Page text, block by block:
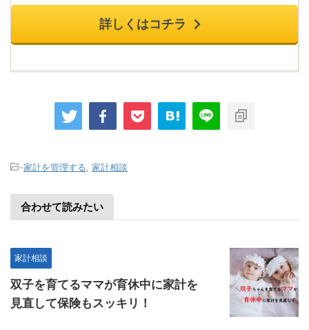
詳しくはコチラ
-家計を管理する 家計相談
合わせて読みたい
家計相談
双子を育てるママが育休中に家計を
見直して保険もスッキリ！